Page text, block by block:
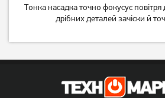
949грн 2
Тонка насадка точно фокусує повітря
дрібних деталей зачіски й